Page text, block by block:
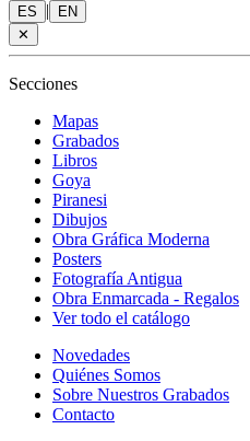
ES |
EN
✕
Secciones
Mapas
Grabados
Libros
Goya
Piranesi
Dibujos
Obra Gráfica Moderna
Posters
Fotografía Antigua
Obra Enmarcada - Regalos
Ver todo el catálogo
Novedades
Quiénes Somos
Sobre Nuestros Grabados
Contacto